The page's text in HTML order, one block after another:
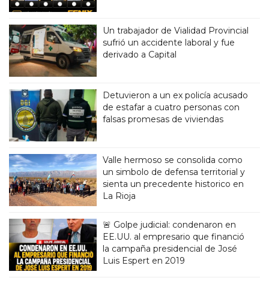
Un trabajador de Vialidad Provincial
sufrió un accidente laboral y fue
derivado a Capital
Detuvieron a un ex policía acusado
de estafar a cuatro personas con
falsas promesas de viviendas
Valle hermoso se consolida como
un simbolo de defensa territorial y
sienta un precedente historico en
La Rioja
🚨 Golpe judicial: condenaron en
EE.UU. al empresario que financió
la campaña presidencial de José
Luis Espert en 2019